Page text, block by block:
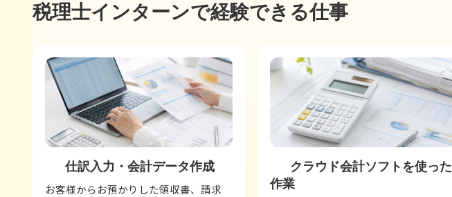
税理士インターンで経験できる仕事
仕訳入力・会計データ作成
お客様からお預かりした領収書、請求
クラウド会計ソフトを使った
作業